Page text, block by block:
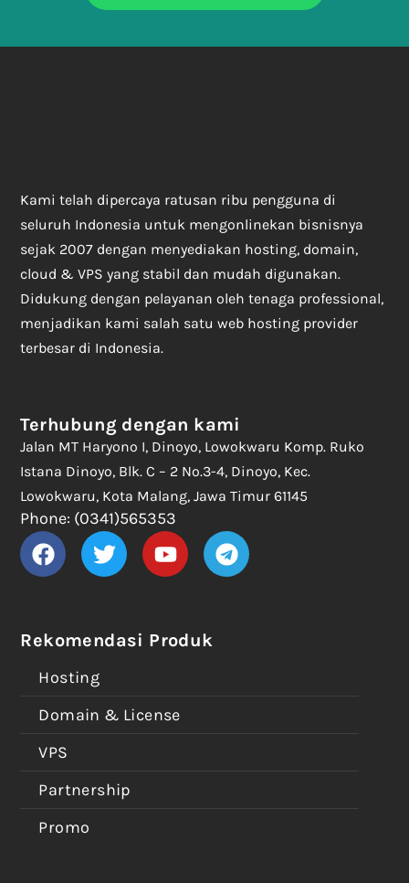
Kami telah dipercaya ratusan ribu pengguna di
seluruh Indonesia untuk mengonlinekan bisnisnya
sejak 2007 dengan menyediakan hosting, domain,
cloud & VPS yang stabil dan mudah digunakan.
Didukung dengan pelayanan oleh tenaga professional,
menjadikan kami salah satu web hosting provider
terbesar di Indonesia.
Rekomendasi Produk
Hosting
Domain & License
VPS
Partnership
Promo
Terhubung dengan kami
Jalan MT Haryono I, Dinoyo, Lowokwaru Komp. Ruko
Istana Dinoyo, Blk. C – 2 No.3-4, Dinoyo, Kec.
Lowokwaru, Kota Malang, Jawa Timur 61145
Phone: (0341)565353